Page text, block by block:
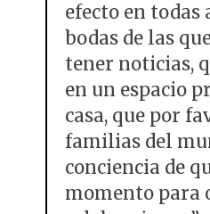
efecto en todas
bodas de las
tener noticias,
en un espacio
casa, que por
familias del
conciencia de
momento para